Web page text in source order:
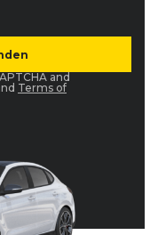
and
Terms of